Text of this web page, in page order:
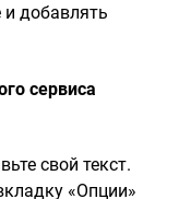
добавлять
сервиса
свой текст.
«Опции»